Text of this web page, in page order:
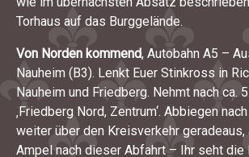
Torhaus auf das Burggelände.
Von Norden kommend, Autobahn A5 –
Nauheim (B3). Lenkt Euer Stinkross in
Nauheim und Friedberg. Nehmt nach ca.
‚Friedberg Nord, Zentrum‘. Abbiegen
weiter über den Kreisverkehr geradeaus,
Ampel nach dieser Abfahrt – Ihr seht die